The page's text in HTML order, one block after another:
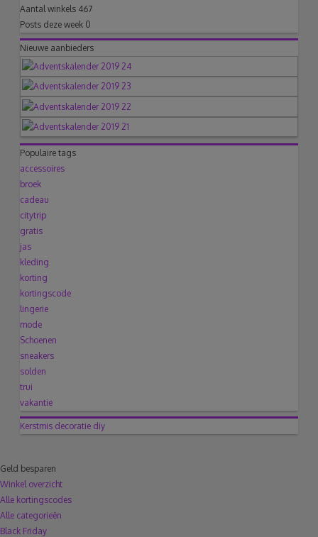
Aantal winkels 467
Posts deze week 0
Nieuwe aanbieders
Populaire tags
accessoires
broek
cadeau
citytrip
gratis
jas
kleding
korting
kortingscode
lingerie
mode
Schoenen
sneakers
solden
trui
vakantie
Kerstmis decoratie diy
Geld besparen
Winkel overzicht
Alle kortingscodes
Alle categorieën
Black Friday